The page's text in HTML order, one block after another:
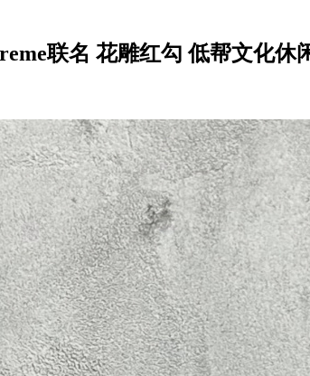
联名 花雕红勾 低帮文化休